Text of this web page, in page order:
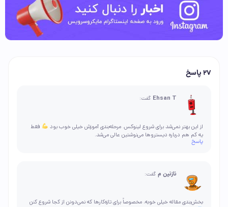
27 پاسخ
Ehsan T گفت:
از این بهتر نمی‌شد برای شروع لینوکس. مرحله‌بندی آموزش خیلی خوب بود
فقط
یه کم هم درباره دیستروها می‌نوشتین عالی می‌شد.
پاسخ
نازنین م گفت:
بخش‌بندی مقاله خیلی خوبه، مخصوصاً برای تازه‌کارها که نمی‌دونن از کجا شروع کنن